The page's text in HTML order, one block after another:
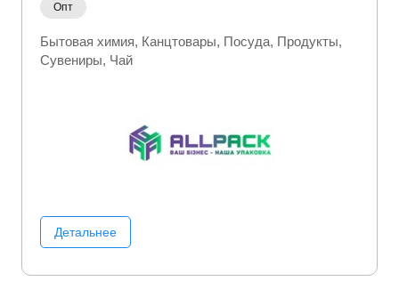
Опт
Бытовая химия Канцтовары Посуда Продукты
Сувениры Чай
Детальнее